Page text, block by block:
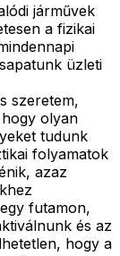
járművek
a fizikai
üzleti
szeretem,
olyan
tudunk
folyamatok
azaz
futamon,
és az
hogy a